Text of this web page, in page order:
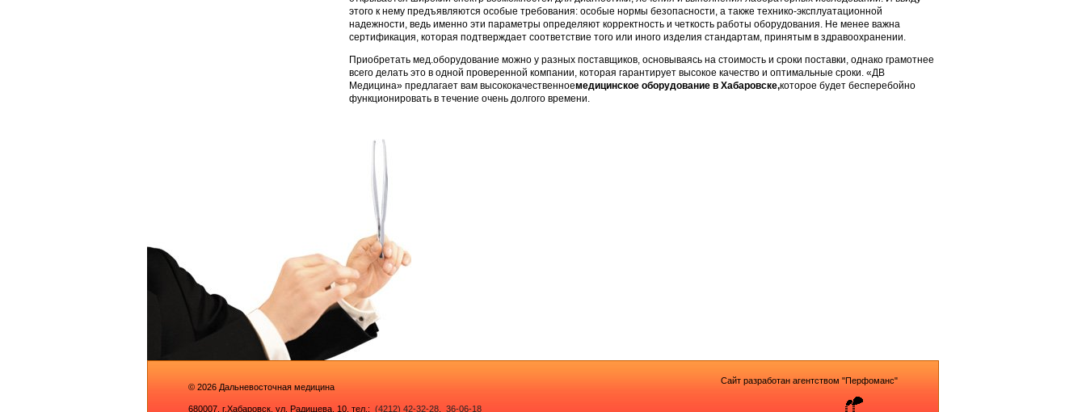
этого к нему предъявляются особые требования: особые нормы безопасности, а также технико-эксплуатационной
надежности, ведь именно эти параметры определяют корректность и четкость работы оборудования. Не менее важна
сертификация, которая подтверждает соответствие того или иного изделия стандартам, принятым в здравоохранении.
Приобретать мед.оборудование можно у разных поставщиков, основываясь на стоимость и сроки поставки, однако грамотнее
всего делать это в одной проверенной компании, которая гарантирует высокое качество и оптимальные сроки. «ДВ
Медицина» предлагает вам высококачественноемедицинское оборудование в Хабаровске,которое будет бесперебойно
функционировать в течение очень долгого времени.
© 2026 Дальневосточная медицина
680007, г.Хабаровск, ул. Радищева, 10 , тел.: (4212) 42-32-28 36-06-18
Сайт разработан агентством "Перфоманс"